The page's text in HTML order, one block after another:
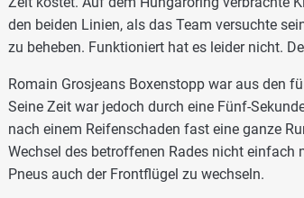
den beiden Linien, als das Team versuchte
zu beheben. Funktioniert hat es leider nicht.
Romain Grosjeans Boxenstopp war aus den
Seine Zeit war jedoch durch eine Fünf-
nach einem Reifenschaden fast eine ganze
Wechsel des betroffenen Rades nicht einfach
Pneus auch der Frontflügel zu wechseln.